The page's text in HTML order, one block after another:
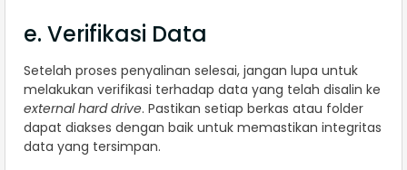
e. Verifikasi Data
Setelah proses penyalinan selesai, jangan lupa untuk
melakukan verifikasi terhadap data yang telah disalin ke
external hard drive. Pastikan setiap berkas atau folder
dapat diakses dengan baik untuk memastikan integritas
data yang tersimpan.